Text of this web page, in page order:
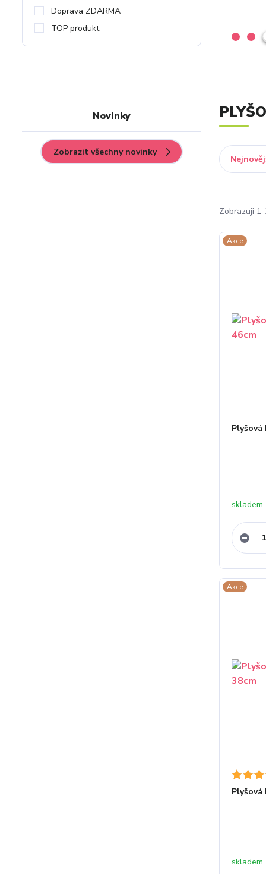
Zobrazuji
Akce
Plyšová
skladem
Akce
Plyšová
skladem
Doprava ZDARMA
TOP produkt
Novinky
Zobrazit všechny novinky